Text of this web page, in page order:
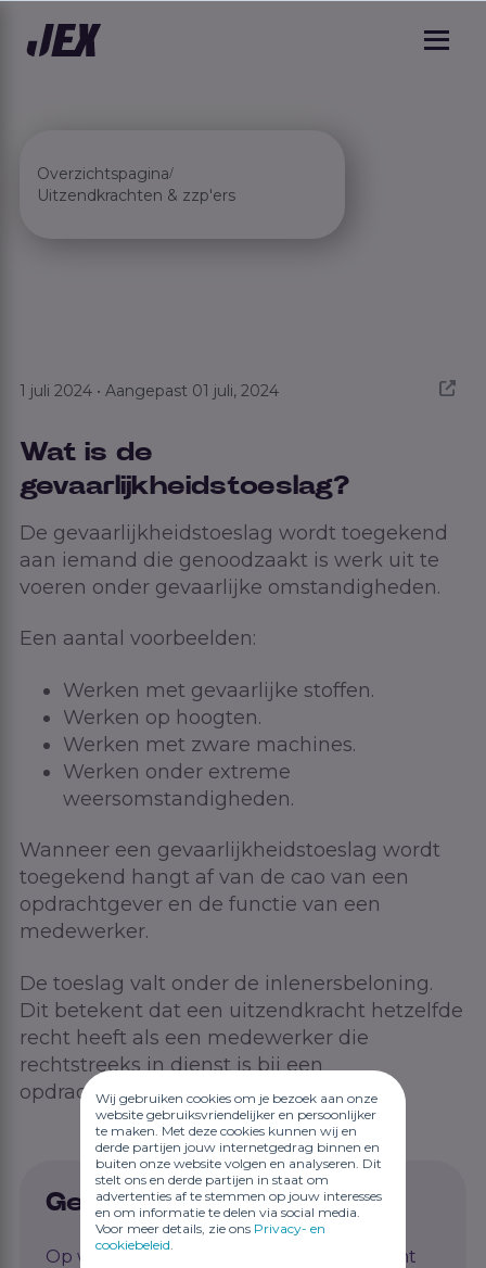
Wij gebruiken cookies om je bezoek aan onze
website gebruiksvriendelijker en persoonlijker
te maken. Met deze cookies kunnen wij en
derde partijen jouw internetgedrag binnen en
buiten onze website volgen en analyseren. Dit
stelt ons en derde partijen in staat om
advertenties af te stemmen op jouw interesses
en om informatie te delen via social media.
Voor meer details, zie ons Privacy- en
cookiebeleid
Overzichtspagina/
Uitzendkrachten & zzp'ers
1 juli 2024 • Aangepast 01 juli, 2024
Wat is de
gevaarlijkheidstoeslag?
De gevaarlijkheidstoeslag wordt toegekend
aan iemand die genoodzaakt is werk uit te
voeren onder gevaarlijke omstandigheden.
Een aantal voorbeelden:
Werken met gevaarlijke stoffen.
Werken op hoogten.
Werken met zware machines.
Werken onder extreme
weersomstandigheden.
Wanneer een gevaarlijkheidstoeslag wordt
toegekend hangt af van de cao van een
opdrachtgever en de functie van een
medewerker.
De toeslag valt onder de inlenersbeloning.
Dit betekent dat een uitzendkracht hetzelfde
recht heeft als een medewerker die
rechtstreeks in dienst is bij een
opdrachtgever.
Gerelateerde artikelen
Op welk moment krijgt een uitzendkracht